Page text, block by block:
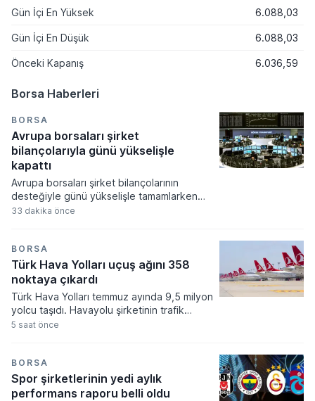
Gün İçi En Yüksek 6.088,03
Gün İçi En Düşük 6.088,03
Önceki Kapanış 6.036,59
Borsa Haberleri
BORSA
Avrupa borsaları şirket
bilançolarıyla günü yükselişle
kapattı
Avrupa borsaları şirket bilançolarının
desteğiyle günü yükselişle tamamlarken
yatırımcılar ekonomik verilere odaklandı.
piyasalardaki enflasyon endişelerini canlı
tutuyor.
33 dakika önce
BORSA
Türk Hava Yolları uçuş ağını 358
noktaya çıkardı
Türk Hava Yolları temmuz ayında 9,5 milyon
yolcu taşıdı. Havayolu şirketinin trafik
sonuçlarına göre arz edilen koltuk
gelişim kaydetti.
5 saat önce
BORSA
Spor şirketlerinin yedi aylık
performans raporu belli oldu